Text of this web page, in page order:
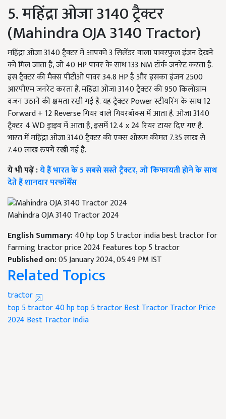
5. महिंद्रा ओजा 3140 ट्रैक्टर
(Mahindra OJA 3140 Tractor)
महिंद्रा ओजा 3140 ट्रैक्टर में आपको 3 सिलेंडर वाला पावरफुल इंजन देखने
को मिल जाता है, जो 40 HP पावर के साथ 133 NM टॉर्क जनरेट करता है.
इस ट्रैक्टर की मैक्स पीटीओ पावर 34.8 HP है और इसका इंजन 2500
आरपीएम जनरेट करता है. महिंद्रा ओजा 3140 ट्रैक्टर की 950 किलोग्राम
वजन उठाने की क्षमता रखी गई है. यह ट्रैक्टर Power स्टीयरिंग के साथ 12
Forward + 12 Reverse गियर वाले गियरबॉक्स में आता है. ओजा 3140
ट्रैक्टर 4 WD ड्राइव में आता है, इसमें 12.4 x 24 रियर टायर दिए गए है.
भारत में महिंद्रा ओजा 3140 ट्रैक्टर की एक्स शोरूम कीमत 7.35 लाख से
7.40 लाख रुपये रखी गई है.
ये भी पढ़ें :ये हैं भारत के 5 सबसे सस्ते ट्रैक्टर, जो किफायती होने के साथ
देते हैं शानदार परफॉर्मेंस
Mahindra OJA 3140 Tractor 2024
English Summary:40 hp top 5 tractor india best tractor for
farming tractor price 2024 features top 5 tractor
Published on:05 January 2024, 05:49 PM IST
Related Topics
tractor
top 5 tractor40 hp top 5 tractorBest TractorTractor Price
2024 Best Tractor India